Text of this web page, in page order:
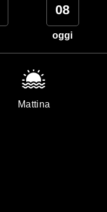
08
oggi
Mattina